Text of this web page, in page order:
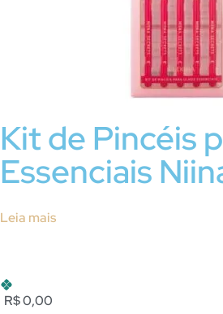
Kit de Pincéis
Essenciais
Leia mais
R$ 0,00